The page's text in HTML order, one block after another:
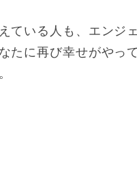
ている人も、エンジ
たに再び幸せがやっ